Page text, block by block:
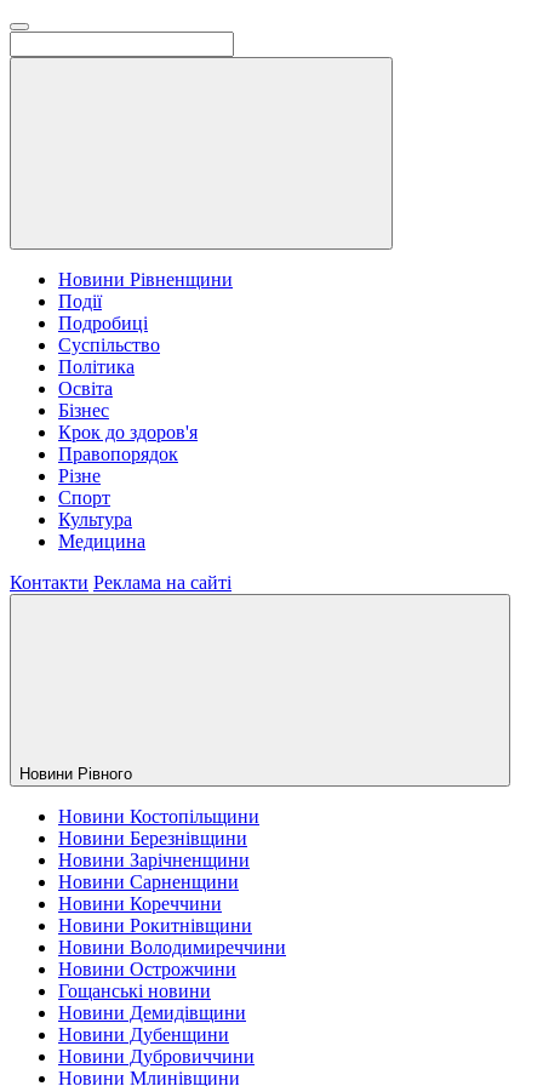
Новини Рівненщини
Події
Подробиці
Суспільство
Політика
Освіта
Бізнес
Крок до здоров'я
Правопорядок
Різне
Спорт
Культура
Медицина
Контакти Реклама на сайті
Новини Рiвного
Новини Костопільщини
Новини Березнівщини
Новини Зарічненщини
Новини Сарненщини
Новини Кореччини
Новини Рокитнівщини
Новини Володимиреччини
Новини Острожчини
Гощанські новини
Новини Демидівщини
Новини Дубенщини
Новини Дубровиччини
Новини Млинівщини